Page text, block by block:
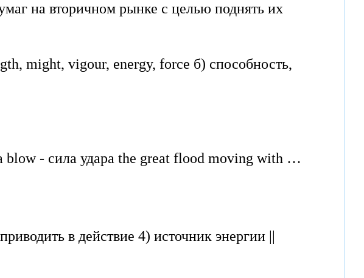
на вторичном рынке с целью поднять их
might, vigour, energy, force б) способность,
- сила удара the great flood moving with …
в действие 4) источник энергии ||